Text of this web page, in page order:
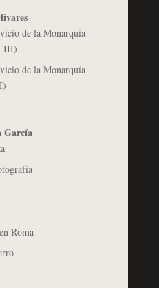
de la Monarquía
III)
de la Monarquía
García
Roma